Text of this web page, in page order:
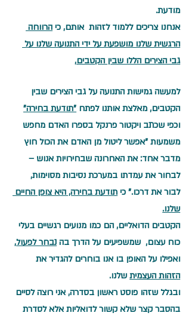
מודעת.
אנחנו צריכים ללמוד לזהות  אותם, כי הרווחה
הרגשית שלנו מושפעת על ידי התנועה שלנו על
גבי הצירים הללו שבין הקטבים,
למעשה גמישות התנועה על גבי הצירים שבין
הקטבים, מאלצת אותנו לפתח "תודעת בחירה"
וכפי שכתב ויקטור פרנקל בספרו האדם מחפש
משמעות "אפשר ליטול מן האדם את הכול חוץ
מדבר אחד: את האחרונה שבחירויות אנוש –
לבחור את עמדתו במערכת נסיבות מסוימות,
לבור את דרכו." כי תודעת בחירה, היא צופן החיים
שלנו.
הקטבים הדואליים, הם כמו מנועים רגשיים בעלי
כוח עצום,  שמשפיעים על הדרך בה נבחר לפעול,
ואפילו על האופן בו אנו בוחרים להגדיר את
הזהות העצמית שלנו.
ובגלל שזהו פוסט ראשון בסדרה, אני רוצה לסיים
בהסבר קצר שלא קשור לדואליות אלא לסדרת